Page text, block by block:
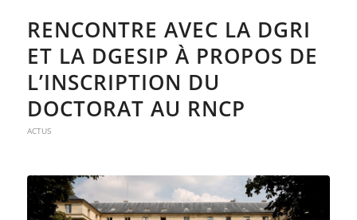
RENCONTRE AVEC LA DGRI
ET LA DGESIP À PROPOS DE
L’INSCRIPTION DU
DOCTORAT AU RNCP
ACTUS